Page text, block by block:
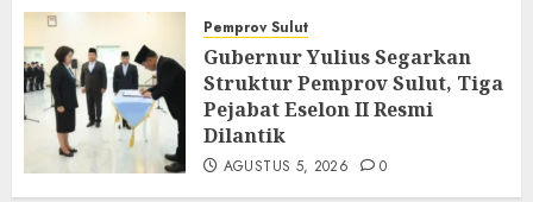
Pemprov Sulut
Gubernur Yulius Segarkan
Struktur Pemprov Sulut, Tiga
Pejabat Eselon II Resmi
Dilantik
AGUSTUS 5, 2026 0